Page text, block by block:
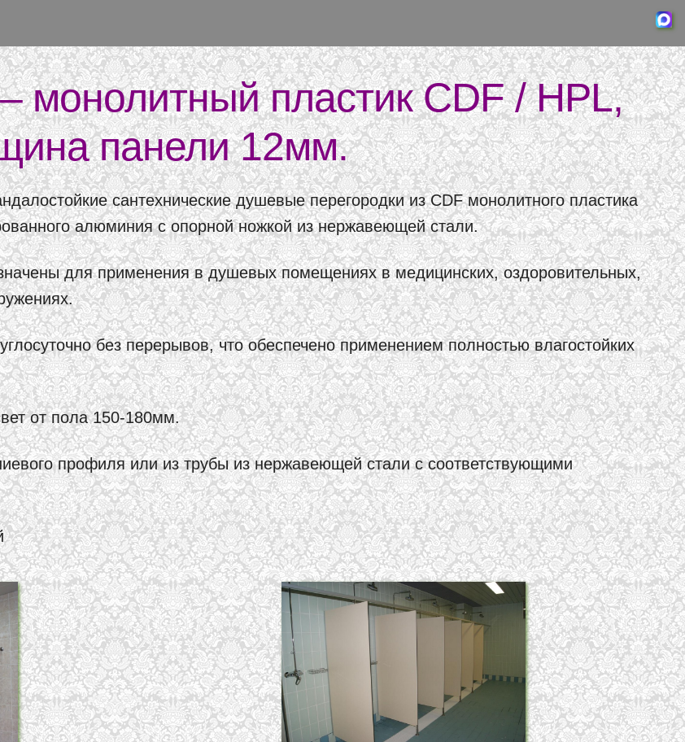
монолитный пластик CDF / HPL,
панели 12мм.
сантехнические душевые перегородки из CDF монолитного пластика
алюминия с опорной ножкой из нержавеющей стали.
для применения в душевых помещениях в медицинских, оздоровительных,
без перерывов, что обеспечено применением полностью влагостойких
от пола 150-180мм.
профиля или из трубы из нержавеющей стали с соответствующими